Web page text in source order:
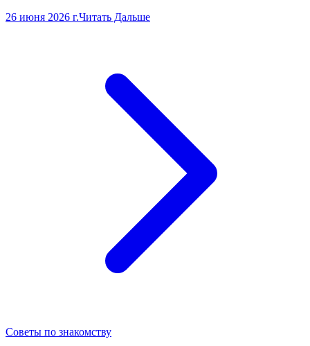
26 июня 2026 г.Читать Дальше
Советы по знакомству